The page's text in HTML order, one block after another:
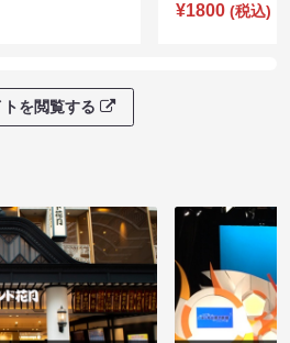
¥1800 (税込)
を閲覧する